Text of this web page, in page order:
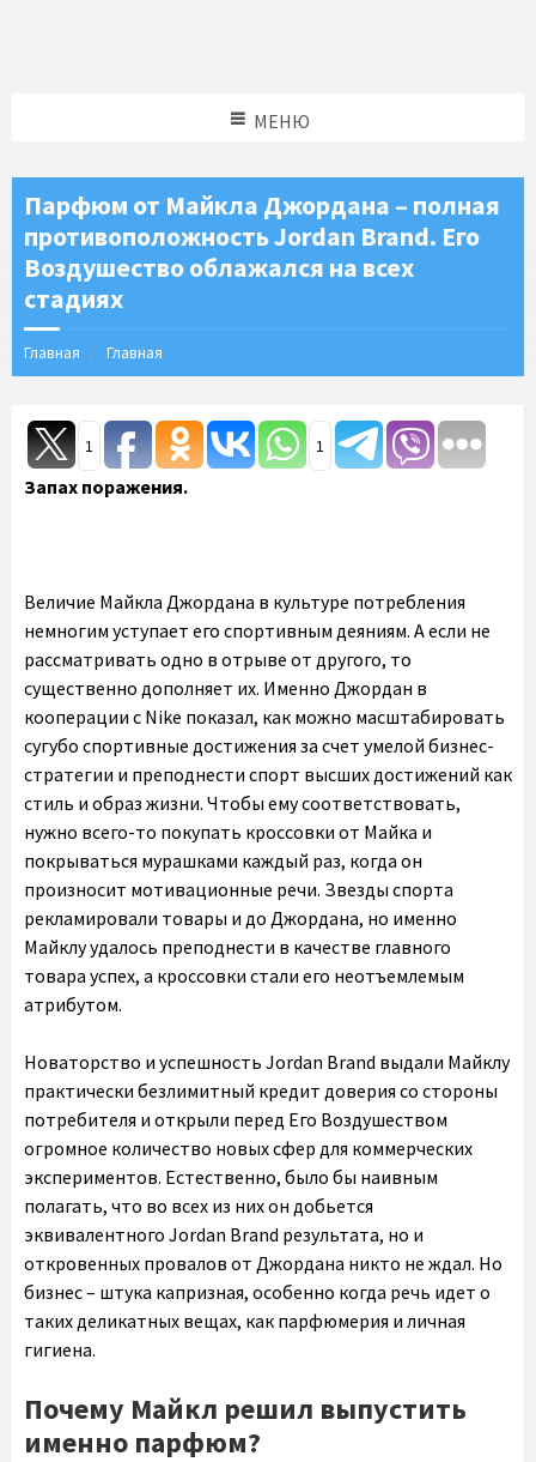
МЕНЮ
Парфюм от Майкла Джордана – полная
противоположность Jordan Brand. Его
Воздушество облажался на всех
стадиях
Главная Главная
1 1
Запах поражения.
Величие Майкла Джордана в культуре потребления
немногим уступает его спортивным деяниям. А если не
рассматривать одно в отрыве от другого, то
существенно дополняет их. Именно Джордан в
кооперации с Nike показал, как можно масштабировать
сугубо спортивные достижения за счет умелой бизнес-
стратегии и преподнести спорт высших достижений как
стиль и образ жизни. Чтобы ему соответствовать,
нужно всего-то покупать кроссовки от Майка и
покрываться мурашками каждый раз, когда он
произносит мотивационные речи. Звезды спорта
рекламировали товары и до Джордана, но именно
Майклу удалось преподнести в качестве главного
товара успех, а кроссовки стали его неотъемлемым
атрибутом.
Новаторство и успешность Jordan Brand выдали Майклу
практически безлимитный кредит доверия со стороны
потребителя и открыли перед Его Воздушеством
огромное количество новых сфер для коммерческих
экспериментов. Естественно, было бы наивным
полагать, что во всех из них он добьется
эквивалентного Jordan Brand результата, но и
откровенных провалов от Джордана никто не ждал. Но
бизнес – штука капризная, особенно когда речь идет о
таких деликатных вещах, как парфюмерия и личная
гигиена.
Почему Майкл решил выпустить
именно парфюм?